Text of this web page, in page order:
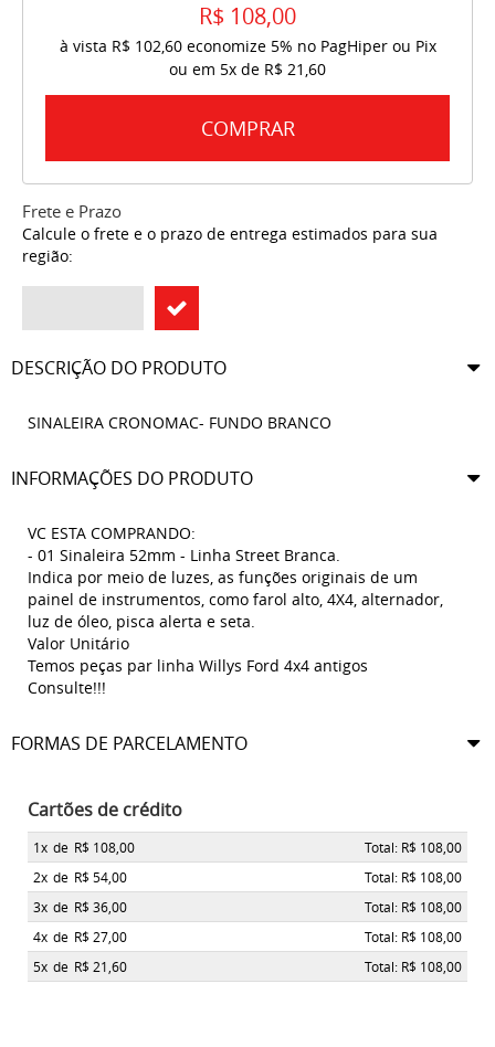
R$ 108,00
à vista R$ 102,60economize 5% no PagHiper ou Pix
ou em 5x de R$ 21,60
COMPRAR
Frete e Prazo
Calcule o frete e o prazo de entrega estimados para sua
região:
DESCRIÇÃO DO PRODUTO
SINALEIRA CRONOMAC- FUNDO BRANCO
INFORMAÇÕES DO PRODUTO
VC ESTA COMPRANDO:
- 01 Sinaleira 52mm - Linha Street Branca.
Indica por meio de luzes, as funções originais de um
painel de instrumentos, como farol alto, 4X4, alternador,
luz de óleo, pisca alerta e seta.
Valor Unitário
Temos peças par linha Willys Ford 4x4 antigos
Consulte!!!
FORMAS DE PARCELAMENTO
Cartões de crédito
1x de R$ 108,00
Total: R$ 108,00
2x de R$ 54,00
Total: R$ 108,00
3x de R$ 36,00
Total: R$ 108,00
4x de R$ 27,00
Total: R$ 108,00
5x de R$ 21,60 Total: R$ 108,00